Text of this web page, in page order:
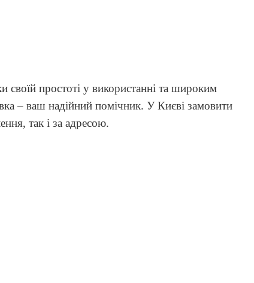
своїй простоті у використанні та широким
– ваш надійний помічник. У Києві замовити
так і за адресою.